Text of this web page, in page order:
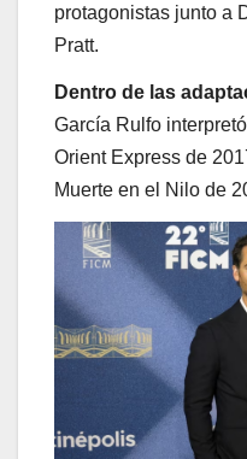
protagonistas junto a
Pratt.
Dentro de las
García Rulfo
Orient Express de
Muerte en el Nilo de